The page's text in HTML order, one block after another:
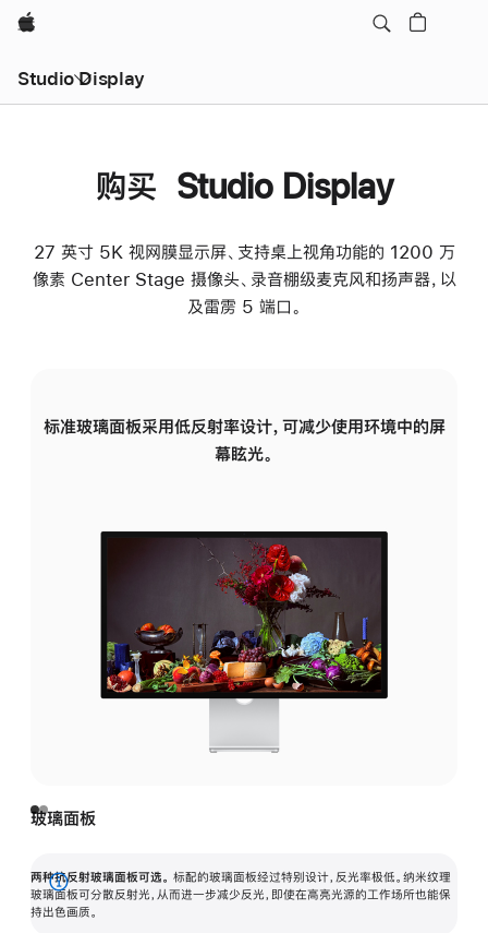
Apple
Studio Display
购买 Studio Display
27 英寸 5K 视网膜显示屏、支持桌上视角功能的 1200 万
像素 Center Stage 摄像头、录音棚级麦克风和扬声器，以
及雷雳 5 端口。
标准玻璃面板采用低反射率设计，可减少使用环境中的屏
幕眩光。
玻璃面板
两种抗反射玻璃面板可选。 标配的玻璃面板经过特别设计，反光率极低。纳米纹理
玻璃面板可分散反射光，从而进一步减少反光，即使在高亮光源的工作场所也能保
持出色画质。
展
开